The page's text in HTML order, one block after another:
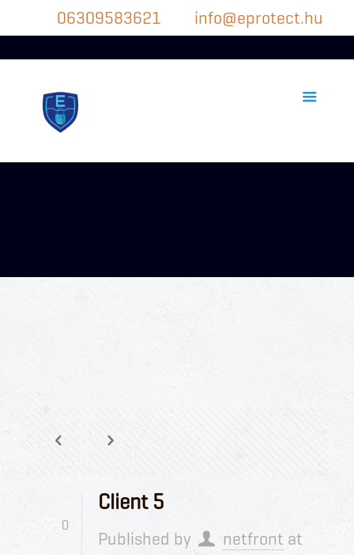
06309583621 info@eprotect.hu
0
Client 5
Published by netfront at